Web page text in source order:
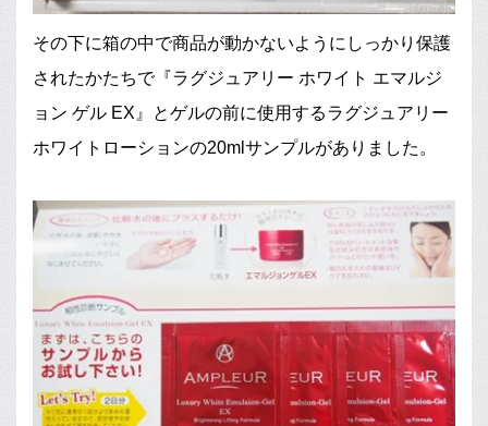
その下に箱の中で商品が動かないようにしっかり保護
されたかたちで『ラグジュアリー ホワイト エマルジ
ョン ゲル EX』とゲルの前に使用するラグジュアリー
ホワイトローションの20mlサンプルがありました。